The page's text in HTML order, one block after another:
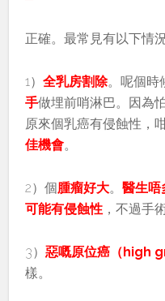
正確。最常見有以下情況
1）全乳房割除。呢個時
手做埋前哨淋巴。因為
原來個乳癌有侵蝕性，
佳機會。
2）個腫瘤好大。醫生唔
可能有侵蝕性 ，不過手
3）惡嘅原位癌（high
樣。